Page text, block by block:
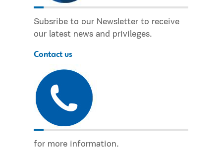
Subsribe to our Newsletter to receive
our latest news and privileges.
Contact us
for more information.